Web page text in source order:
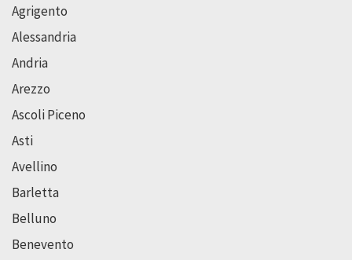
Agrigento
Alessandria
Andria
Arezzo
Ascoli Piceno
Asti
Avellino
Barletta
Belluno
Benevento